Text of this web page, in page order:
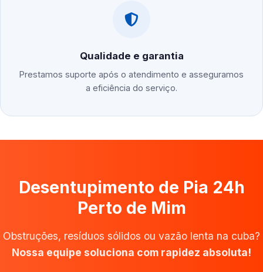
Qualidade e garantia
Prestamos suporte após o atendimento e asseguramos
a eficiência do serviço.
Desentupimento de Pia 24h
Perto de Mim
Obstruções, resíduos sólidos ou vazão lenta na cuba?
Nossa equipe soluciona com rapidez absoluta!